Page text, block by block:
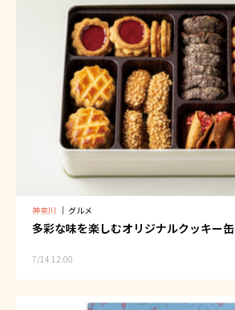
神奈川 ｜ グルメ
多彩な味を楽しむオリジナルクッキー缶
7/14 12:00